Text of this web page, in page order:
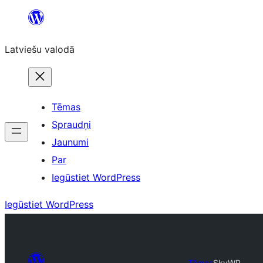
Pāriet
saturu
Latviešu valodā
Tēmas
Spraudņi
Jaunumi
Par
Iegūstiet WordPress
Iegūstiet WordPress